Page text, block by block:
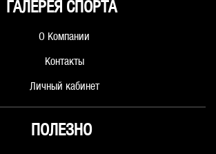
ГАЛЕРЕЯ СПОРТА
О Компании
Контакты
Личный кабинет
ПОЛЕЗНО